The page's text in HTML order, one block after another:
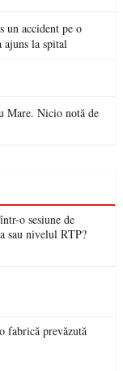
accident pe o
ajuns la spital
Mare. Nicio notă de
o sesiune de
sau nivelul RTP?
fabrică prevăzută